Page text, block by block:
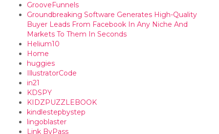
GrooveFunnels
Groundbreaking Software Generates High-Quality
Buyer Leads From Facebook In Any Niche And
Markets To Them In Seconds
Helium10
Home
huggies
IllustratorCode
in21
KDSPY
KIDZPUZZLEBOOK
kindlestepbystep
lingoblaster
Link ByPass